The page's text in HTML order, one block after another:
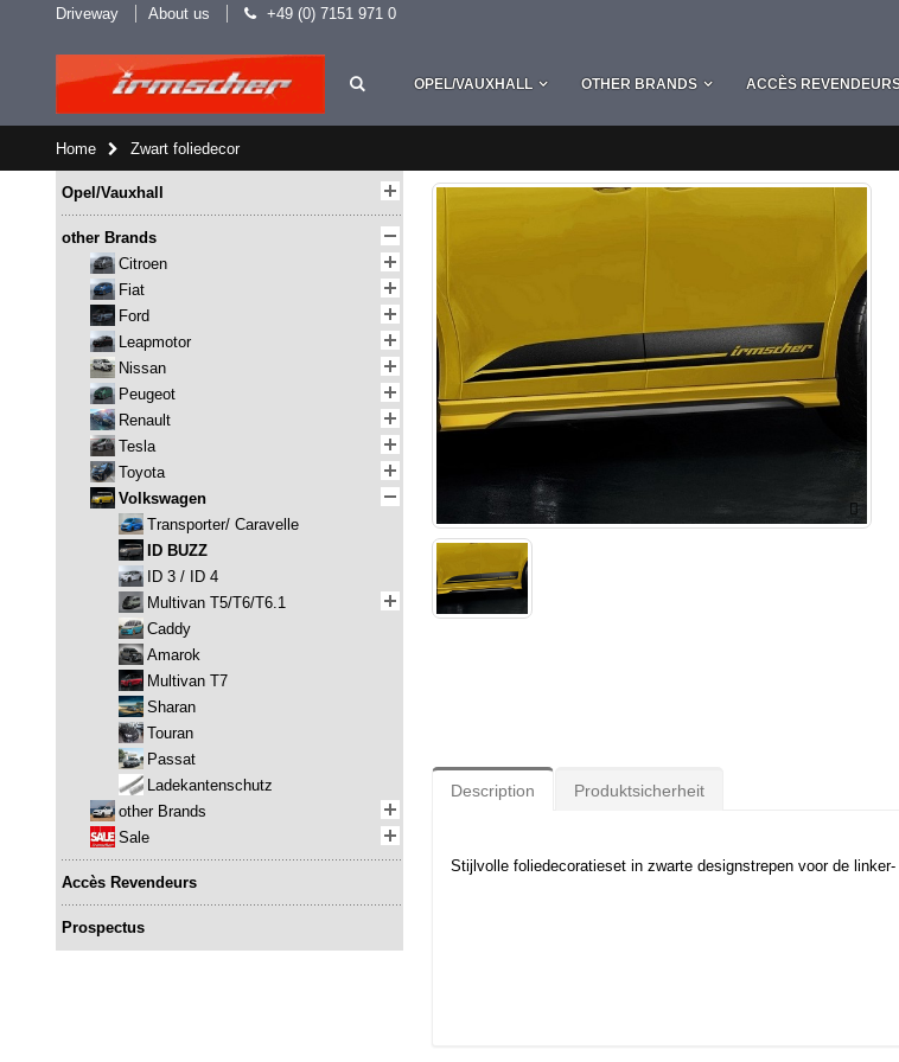
Driveway About us +49 (0) 7151 971 0
OPEL/VAUXHALL OTHER BRANDS ACCÈS
Home Zwart foliedecor
Description Produktsicherheit
Stijlvolle foliedecoratieset in zwarte designstrepen voor de
Opel/Vauxhall
other Brands
Citroen
Fiat
Ford
Leapmotor
Nissan
Peugeot
Renault
Tesla
Toyota
Volkswagen
Transporter/ Caravelle
ID BUZZ
ID 3 / ID 4
Multivan T5/T6/T6.1
Caddy
Amarok
Multivan T7
Sharan
Touran
Passat
Ladekantenschutz
other Brands
Sale
Accès Revendeurs
Prospectus